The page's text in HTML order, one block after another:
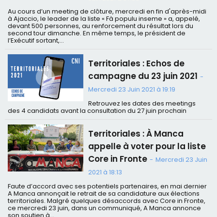
Au cours d’un meeting de clôture, mercredi en fin d'après-midi
à Ajaccio, le leader de la liste « Fà populu inseme » a, appelé,
devant 500 personnes, au renforcement du résultat lors du
second tour dimanche. En même temps, le président de
l’Exécutif sortant,...
Territoriales : Echos de
campagne du 23 juin 2021 -
Mercredi 23 Juin 2021 à 19:19
Retrouvez les dates des meetings
des 4 candidats avant la consultation du 27 juin prochain
Territoriales : À Manca
appelle à voter pour la liste
Core in Fronte - Mercredi 23 Juin
2021 à 18:13
Faute d’accord avec ses potentiels partenaires, en mai dernier
A Manca annonçait le retrait de sa candidature aux élections
territoriales. Malgré quelques désaccords avec Core in Fronte,
ce mercredi 23 juin, dans un communiqué, A Manca annonce